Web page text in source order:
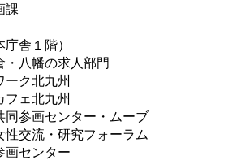
課
舎１階）
・八幡の求人部門
ーク北九州
フェ北九州
同参画センター・ムーブ
性交流・研究フォーラム
画センター